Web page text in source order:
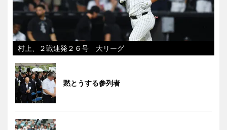
村上、２戦連発２６号 大リーグ
黙とうする参列者